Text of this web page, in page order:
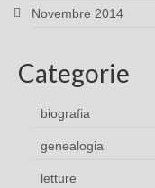
Novembre 2014
Categorie
biografia
genealogia
letture